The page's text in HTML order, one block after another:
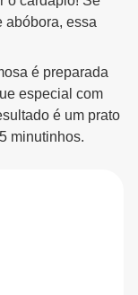
abóbora, essa
é preparada
especial com
é um prato
minutinhos.